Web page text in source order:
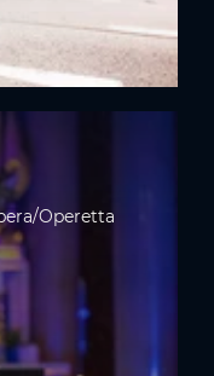
Operetta